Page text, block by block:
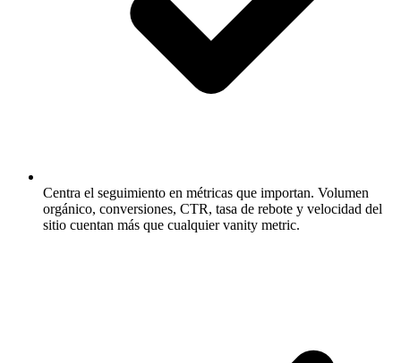
Centra el seguimiento en métricas que importan. Volumen
orgánico, conversiones, CTR, tasa de rebote y velocidad del
sitio cuentan más que cualquier vanity metric.